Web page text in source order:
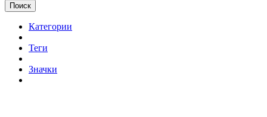
Поиск
Категории
Теги
Значки